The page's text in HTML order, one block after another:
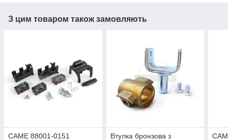
З цим товаром також замовляють
CAME 88001-0151
Втулка бронзова з